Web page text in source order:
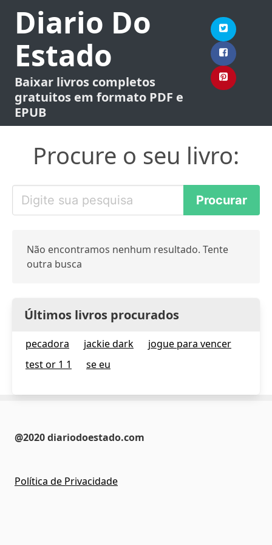
Diario Do
Estado
Baixar livros completos
gratuitos em formato PDF e
EPUB
Procure o seu livro:
Não encontramos nenhum resultado. Tente
outra busca
Últimos livros procurados
pecadora jackie dark
jogue para vencer
test or 1 1
se eu
@2020 diariodoestado.com
Política de Privacidade